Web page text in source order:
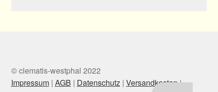
© clematis-westphal 2022
Impressum| AGB | Datenschutz| Versandkosten|